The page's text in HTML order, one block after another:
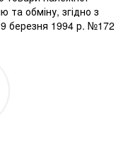
та обміну, згідно з
березня 1994 р. №172